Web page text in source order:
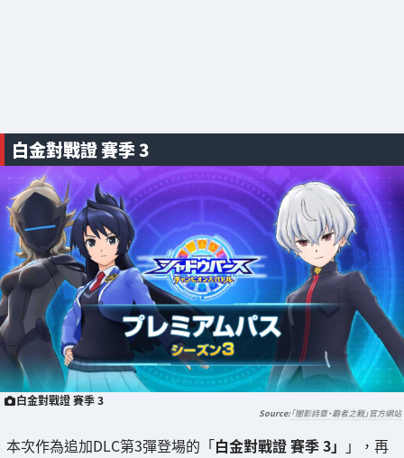
白金對戰證 賽季 3
白金對戰證 賽季 3
「闇影詩章‧霸者之戰」官方網站
本次作為追加DLC第3彈登場的「白金對戰證 賽季 3」 」，再